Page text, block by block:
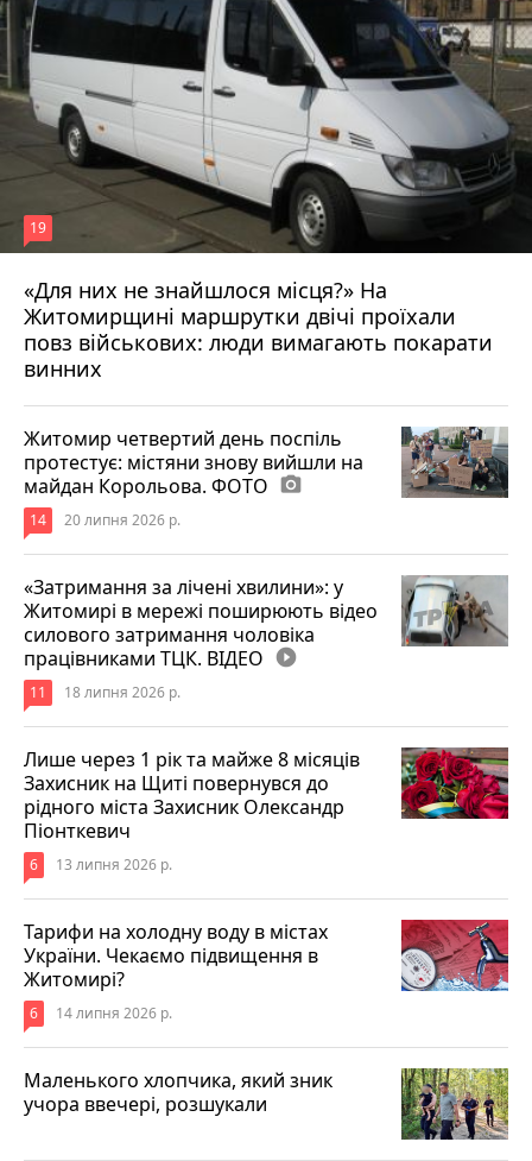
«Для них не знайшлося місця?» На
Житомирщині маршрутки двічі проїхали
повз військових: люди вимагають покарати
винних
19
17 липня 2026 р.
Житомир четвертий день поспіль
протестує: містяни знову вийшли на
майдан Корольова. ФОТО photo_camera
14 20 липня 2026 р.
«Затримання за лічені хвилини»: у
Житомирі в мережі поширюють відео
силового затримання чоловіка
працівниками ТЦК. ВІДЕО play_circle_filled
11 18 липня 2026 р.
Лише через 1 рік та майже 8 місяців
Захисник на Щиті повернувся до
рідного міста Захисник Олександр
Піонткевич
6 13 липня 2026 р.
Тарифи на холодну воду в містах
України. Чекаємо підвищення в
Житомирі?
6 14 липня 2026 р.
Маленького хлопчика, який зник
учора ввечері, розшукали